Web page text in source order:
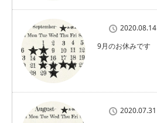
2020.08.14
9月のお休みです
2020.07.31